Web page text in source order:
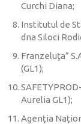
Curchi Diana;
Institutul de
dna Siloci
Franzeluţa”
(GL1);
Aurelia GL1);
Agenția